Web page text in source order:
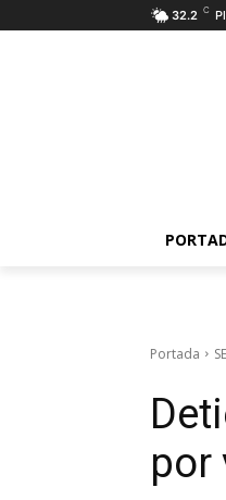
32.2 C
Portada
por